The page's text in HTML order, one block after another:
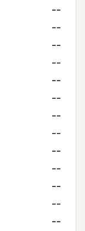
--
--
--
--
--
--
--
--
--
--
--
--
--